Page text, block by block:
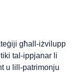
għall-iżvilupp
tal-ippjanar li
u lill-patrimonju